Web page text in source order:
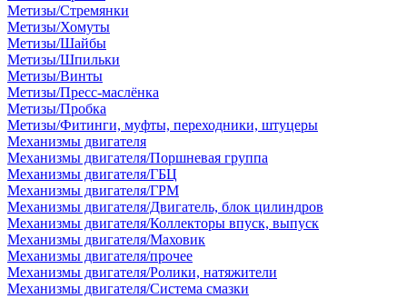
Метизы/Стремянки
Метизы/Хомуты
Метизы/Шайбы
Метизы/Шпильки
Метизы/Винты
Метизы/Пресс-маслёнка
Метизы/Пробка
Метизы/Фитинги, муфты, переходники, штуцеры
Механизмы двигателя
Механизмы двигателя/Поршневая группа
Механизмы двигателя/ГБЦ
Механизмы двигателя/ГРМ
Механизмы двигателя/Двигатель, блок цилиндров
Механизмы двигателя/Коллекторы впуск, выпуск
Механизмы двигателя/Маховик
Механизмы двигателя/прочее
Механизмы двигателя/Ролики, натяжители
Механизмы двигателя/Система смазки